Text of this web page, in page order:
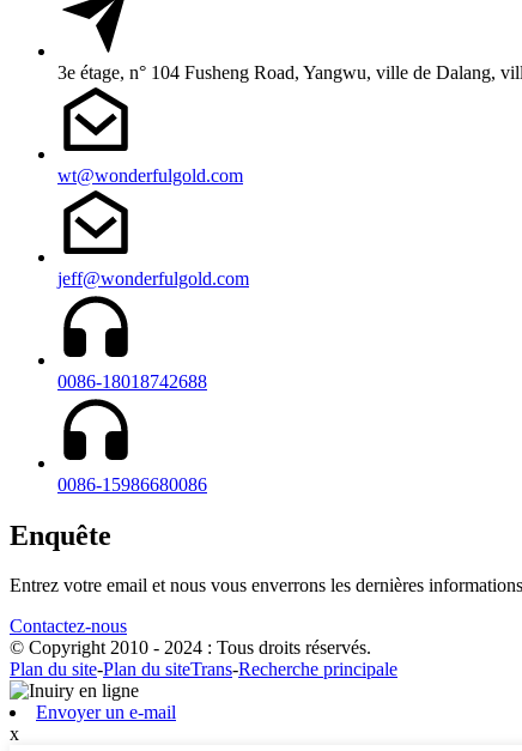
3e étage, n° 104 Fusheng Road, Yangwu, ville de Dalang,
wt@wonderfulgold.com
jeff@wonderfulgold.com
0086-18018742688
0086-15986680086
Enquête
Entrez votre email et nous vous enverrons les dernières
Contactez-nous
© Copyright 2010 - 2024 : Tous droits réservés.
Plan du site-Plan du siteTrans-Recherche principale
Envoyer un e-mail
x